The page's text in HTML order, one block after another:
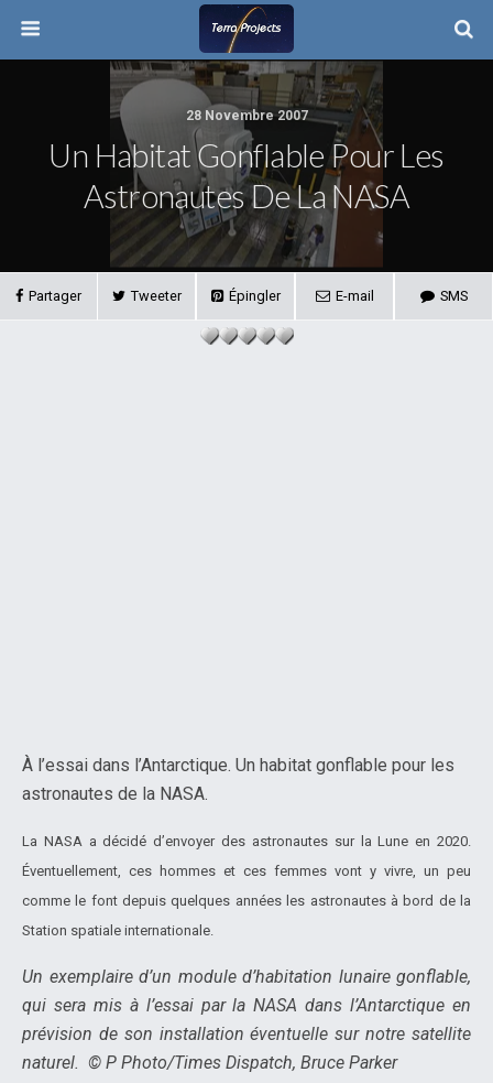
28 Novembre 2007
Un Habitat Gonflable Pour Les
Astronautes De La NASA
Partager Tweeter Épingler E-mail SMS
À l’essai dans l’Antarctique. Un habitat gonflable pour les
astronautes de la NASA.
La NASA a décidé d’envoyer des astronautes sur la Lune en 2020.
Éventuellement, ces hommes et ces femmes vont y vivre, un peu
comme le font depuis quelques années les astronautes à bord de la
Station spatiale internationale.
Un exemplaire d’un module d’habitation lunaire gonflable,
qui sera mis à l’essai par la NASA dans l’Antarctique en
prévision de son installation éventuelle sur notre satellite
naturel. © P Photo/Times Dispatch, Bruce Parker